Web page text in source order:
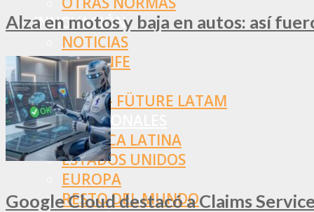
INNOVACIÓN
NOTICIAS
LA CONFE
ITC
INESE – FÜTURE LATAM
INTERNACIONALES
AMÉRICA LATINA
ESTADOS UNIDOS
EUROPA
RESTO DEL MUNDO
Alza en motos y baja en autos: así
Google Cloud destacó a Claims